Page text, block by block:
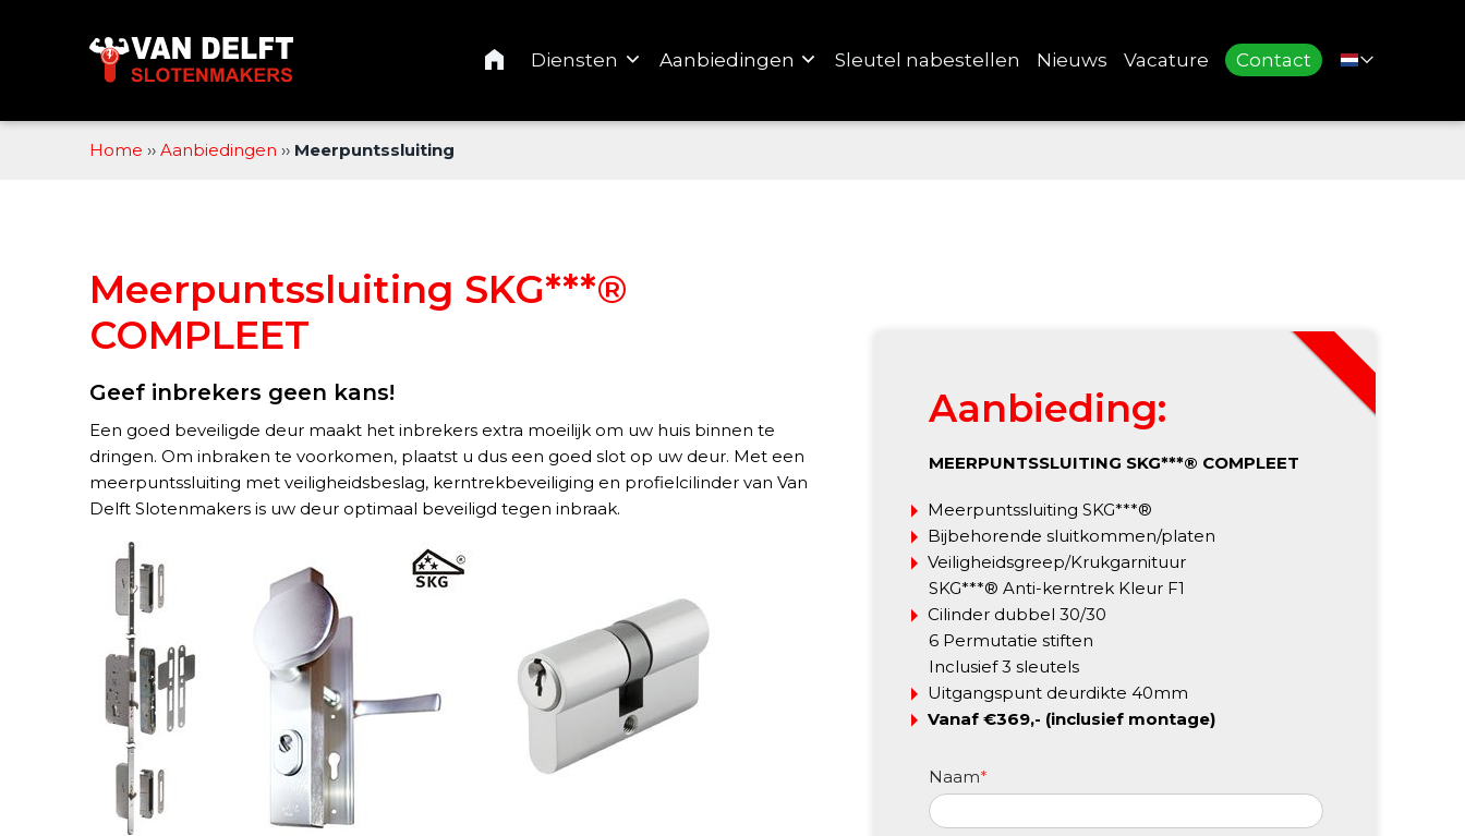
naar
Home
Diensten Aanbiedingen Sleutel nabestellen Nieuws Vacature Contact
Home ›› Aanbiedingen ›› Meerpuntssluiting
Meerpuntssluiting SKG***®
COMPLEET
Geef inbrekers geen kans!
Een goed beveiligde deur maakt het inbrekers extra moeilijk om uw huis binnen te
dringen. Om inbraken te voorkomen, plaatst u dus een goed slot op uw deur. Met een
meerpuntssluiting met veiligheidsbeslag, kerntrekbeveiliging en profielcilinder van Van
Delft Slotenmakers is uw deur optimaal beveiligd tegen inbraak.
Aanbieding:
MEERPUNTSSLUITING SKG***® COMPLEET
Meerpuntssluiting SKG***®
Bijbehorende sluitkommen/platen
Veiligheidsgreep/Krukgarnituur
SKG***® Anti-kerntrek Kleur F1
Cilinder dubbel 30/30
6 Permutatie stiften
Inclusief 3 sleutels
Uitgangspunt deurdikte 40mm
Vanaf €369,- (inclusief montage)
Naam*